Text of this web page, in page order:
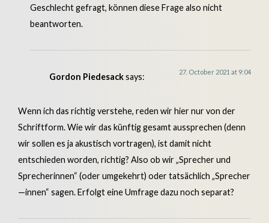
Geschlecht gefragt, können diese Frage also nicht
beantworten.
Gordon Piedesacksays: 27. October 2021 at 9:04
Wenn ich das richtig verstehe, reden wir hier nur von der
Schriftform. Wie wir das künftig gesamt aussprechen (denn
wir sollen es ja akustisch vortragen), ist damit nicht
entschieden worden, richtig? Also ob wir „Sprecher und
Sprecherinnen“ (oder umgekehrt) oder tatsächlich „Sprecher
—innen“ sagen. Erfolgt eine Umfrage dazu noch separat?